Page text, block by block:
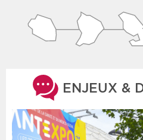
ENJEUX &